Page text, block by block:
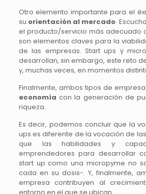
Otro elemento importante para el
su orientación al mercado.
el producto/servicio más adecuado
son elementos claves para la
de las empresas. Start ups y
desarrollan, sin embargo, este reto
y, muchas veces, en momentos
Finalmente, ambos tipos de empresa
economía con la generación de
riqueza.
Es decir, podemos concluir que la
ups es diferente de la vocación de
que las habilidades y
emprendedores para desarrollar
start up como una micropyme no
cada en su dosis-. Y, finalmente,
empresa contribuyen al